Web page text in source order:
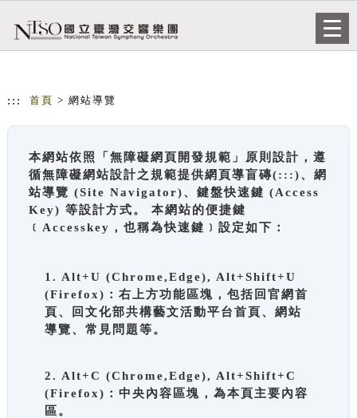
::: 首頁 > 網站導覽
本網站依照「無障礙網頁開發規範」原則設計，遵
循無障礙網站設計之規範提供網頁導盲磚(:::)、網
站導覽 (Site Navigator)、鍵盤快速鍵 (Access
Key) 等設計方式。 本網站的便捷鍵
﹝Accesskey，也稱為快速鍵﹞設定如下：
1. Alt+U (Chrome,Edge), Alt+Shift+U
(Firefox)：右上方功能區塊，包括回官網首
頁、回文化部共構藝文活動平台首頁、網站
導覽、常見問題等。
2. Alt+C (Chrome,Edge), Alt+Shift+C
(Firefox)：中央內容區塊，為本頁主要內容
區。